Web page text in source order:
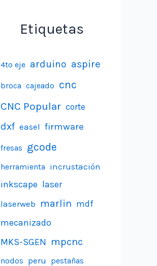
Etiquetas
4to eje arduino aspire
broca cajeado cnc
CNC Popular corte
dxf easel firmware
fresas gcode
herramienta incrustación
inkscape laser
laserweb marlin mdf
mecanizado
MKS-SGEN mpcnc
nodos peru
pestañas